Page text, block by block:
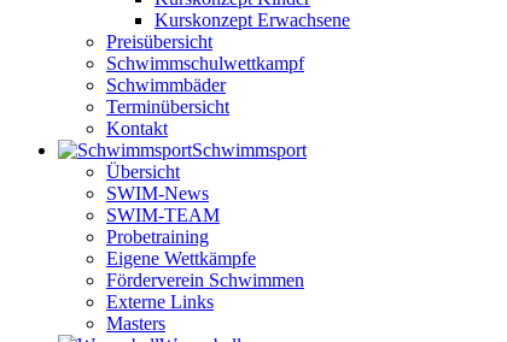
Kurskonzept Erwachsene
Preis­über­sicht
Schwimm­schul­wett­kampf
Schwimm­bäder
Terminübersicht
Kontakt
Schwimm­sport
Übersicht
SWIM-News
SWIM-TEAM
Probe­training
Eigene Wettkämpfe
Förderverein Schwimmen
Externe Links
Masters